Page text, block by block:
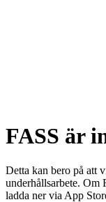
FASS är
Detta kan bero på att
underhållsarbete. Om
ladda ner via App